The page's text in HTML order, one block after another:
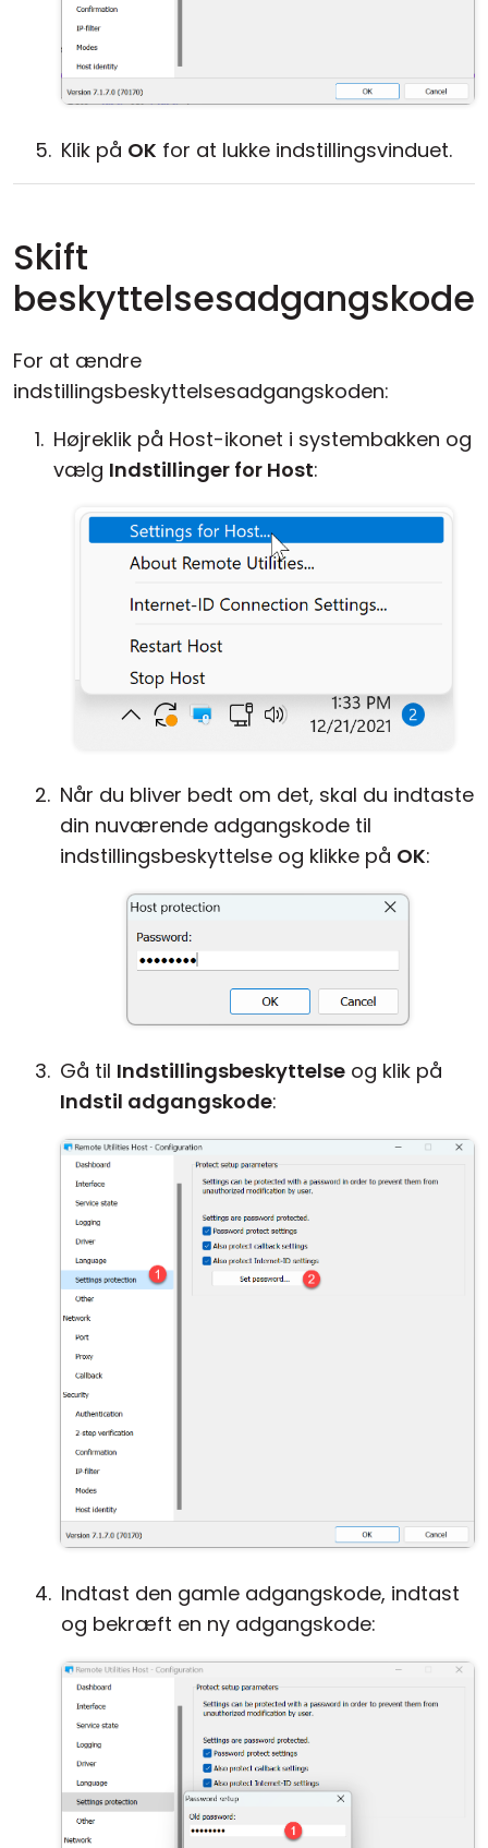
Klik på OK for at lukke indstillingsvinduet.
Skift
beskyttelsesadgangskode
For at ændre
indstillingsbeskyttelsesadgangskoden:
Højreklik på Host-ikonet i systembakken og
vælg Indstillinger for Host:
Når du bliver bedt om det, skal du indtaste
din nuværende adgangskode til
indstillingsbeskyttelse og klikke på OK:
Gå til Indstillingsbeskyttelse og klik på
Indstil adgangskode:
Indtast den gamle adgangskode, indtast
og bekræft en ny adgangskode: